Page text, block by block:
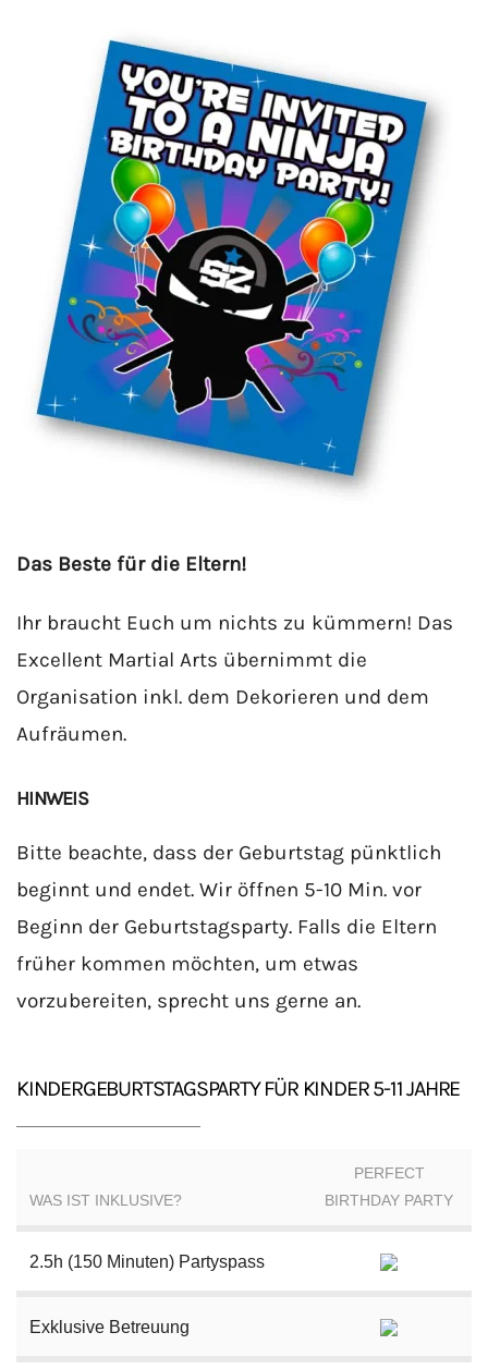
Das Beste für die Eltern!
Ihr braucht Euch um nichts zu kümmern! Das
Excellent Martial Arts übernimmt die
Organisation inkl. dem Dekorieren und dem
Aufräumen.
HINWEIS
Bitte beachte, dass der Geburtstag pünktlich
beginnt und endet. Wir öffnen 5-10 Min. vor
Beginn der Geburtstagsparty. Falls die Eltern
früher kommen möchten, um etwas
vorzubereiten, sprecht uns gerne an.
KINDERGEBURTSTAGSPARTY FÜR KINDER 5-11 JAHRE
WAS IST INKLUSIVE?
PERFECT
BIRTHDAY PARTY
2.5h (150 Minuten) Partyspass
Exklusive Betreuung